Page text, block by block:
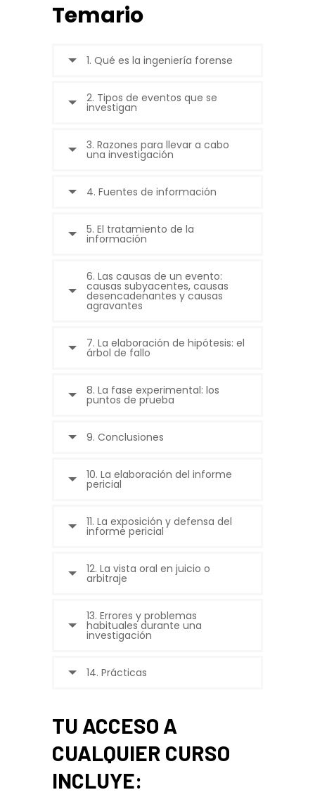
Temario
1. Qué es la ingeniería forense
2. Tipos de eventos que se
investigan
3. Razones para llevar a cabo
una investigación
4. Fuentes de información
5. El tratamiento de la
información
6. Las causas de un evento:
causas subyacentes, causas
desencadenantes y causas
agravantes
7. La elaboración de hipótesis: el
árbol de fallo
8. La fase experimental: los
puntos de prueba
9. Conclusiones
10. La elaboración del informe
pericial
11. La exposición y defensa del
informe pericial
12. La vista oral en juicio o
arbitraje
13. Errores y problemas
habituales durante una
investigación
14. Prácticas
TU ACCESO A
CUALQUIER CURSO
INCLUYE: